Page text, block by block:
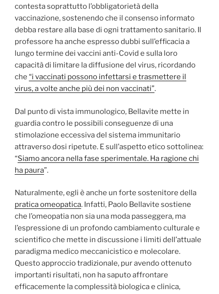
contesta soprattutto l’obbligatorietà della
vaccinazione, sostenendo che il consenso informato
debba restare alla base di ogni trattamento sanitario. Il
professore ha anche espresso dubbi sull’efficacia a
lungo termine dei vaccini anti-Covid e sulla loro
capacità di limitare la diffusione del virus, ricordando
che “i vaccinati possono infettarsi e trasmettere il
virus, a volte anche più dei non vaccinati”.
Dal punto di vista immunologico, Bellavite mette in
guardia contro le possibili conseguenze di una
stimolazione eccessiva del sistema immunitario
attraverso dosi ripetute. E sull’aspetto etico sottolinea:
“Siamo ancora nella fase sperimentale. Ha ragione chi
ha paura”.
Naturalmente, egli è anche un forte sostenitore della
pratica omeopatica. Infatti, Paolo Bellavite sostiene
che l’omeopatia non sia una moda passeggera, ma
l’espressione di un profondo cambiamento culturale e
scientifico che mette in discussione i limiti dell’attuale
paradigma medico meccanicistico e molecolare.
Questo approccio tradizionale, pur avendo ottenuto
importanti risultati, non ha saputo affrontare
efficacemente la complessità biologica e clinica,